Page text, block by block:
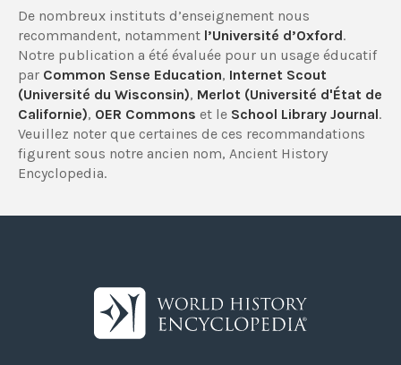
De nombreux instituts d’enseignement nous
recommandent, notamment l’Université d’Oxford.
Notre publication a été évaluée pour un usage éducatif
par Common Sense Education, Internet Scout
(Université du Wisconsin), Merlot (Université d'État de
Californie), OER Commons et le School Library Journal.
Veuillez noter que certaines de ces recommandations
figurent sous notre ancien nom, Ancient History
Encyclopedia.